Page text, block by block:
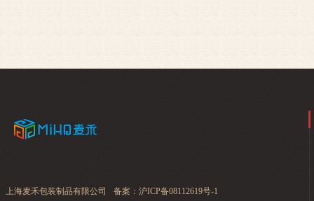
上海麦禾包装制品有限公司 备案： 沪ICP备08112619号-1